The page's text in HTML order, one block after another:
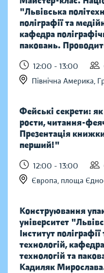
"Львівська
поліграфії та
кафедра
паковань.
12:00 - 13:00
Північна Америка,
Фейські секрети:
рости, читання-
Презентація
перший!"
12:00 - 13:00
Європа, площа
Конструювання
університет
Інститут
технологій,
технологій та
Кадиляк